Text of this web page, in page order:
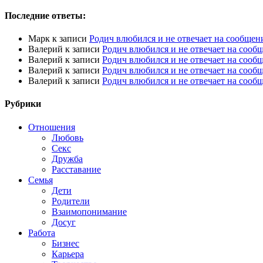
Последние ответы:
Марк к записи Родич влюбился и не отвечает на
Валерий к записи Родич влюбился и не отвечает на
Валерий к записи Родич влюбился и не отвечает на
Валерий к записи Родич влюбился и не отвечает на
Валерий к записи Родич влюбился и не отвечает на
Рубрики
Отношения
Любовь
Секс
Дружба
Расставание
Семья
Дети
Родители
Взаимопонимание
Досуг
Работа
Бизнес
Карьера